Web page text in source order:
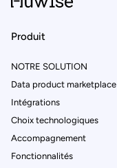
Produit
NOTRE SOLUTION
Data product marketplace
Intégrations
Choix technologiques
Accompagnement
Fonctionnalités